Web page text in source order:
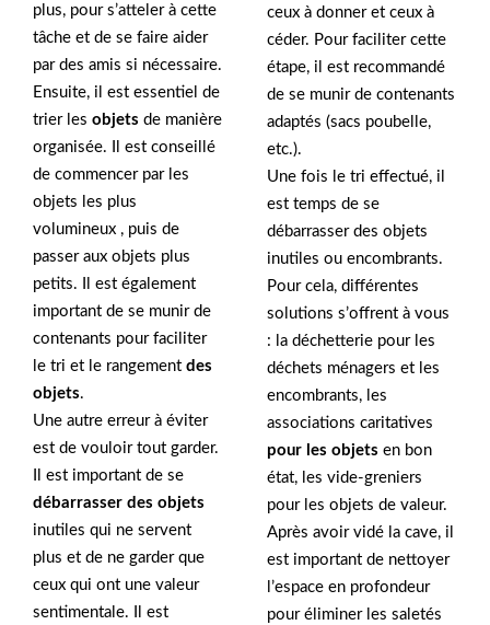
plus, pour s’atteler à cette
tâche et de se faire aider
par des amis si nécessaire.
Ensuite, il est essentiel de
trier les objets de manière
organisée. Il est conseillé
de commencer par les
objets les plus
volumineux , puis de
passer aux objets plus
petits. Il est également
important de se munir de
contenants pour faciliter
le tri et le rangement des
objets.
Une autre erreur à éviter
est de vouloir tout garder.
Il est important de se
débarrasser des objets
inutiles qui ne servent
plus et de ne garder que
ceux qui ont une valeur
sentimentale. Il est
ceux à donner et ceux à
céder. Pour faciliter cette
étape, il est recommandé
de se munir de contenants
adaptés (sacs poubelle,
etc.).
Une fois le tri effectué, il
est temps de se
débarrasser des objets
inutiles ou encombrants.
Pour cela, différentes
solutions s’offrent à vous
: la déchetterie pour les
déchets ménagers et les
encombrants, les
associations caritatives
pour les objets en bon
état, les vide-greniers
pour les objets de valeur.
Après avoir vidé la cave, il
est important de nettoyer
l’espace en profondeur
pour éliminer les saletés